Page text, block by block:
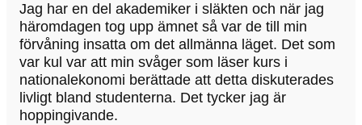
Jag har en del akademiker i släkten och när jag
häromdagen tog upp ämnet så var de till min
förvåning insatta om det allmänna läget. Det som
var kul var att min svåger som läser kurs i
nationalekonomi berättade att detta diskuterades
livligt bland studenterna. Det tycker jag är
hoppingivande.